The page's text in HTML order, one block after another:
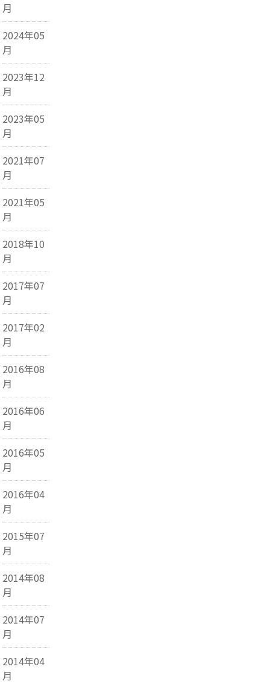
月
2024年05
月
2023年12
月
2023年05
月
2021年07
月
2021年05
月
2018年10
月
2017年07
月
2017年02
月
2016年08
月
2016年06
月
2016年05
月
2016年04
月
2015年07
月
2014年08
月
2014年07
月
2014年04
月